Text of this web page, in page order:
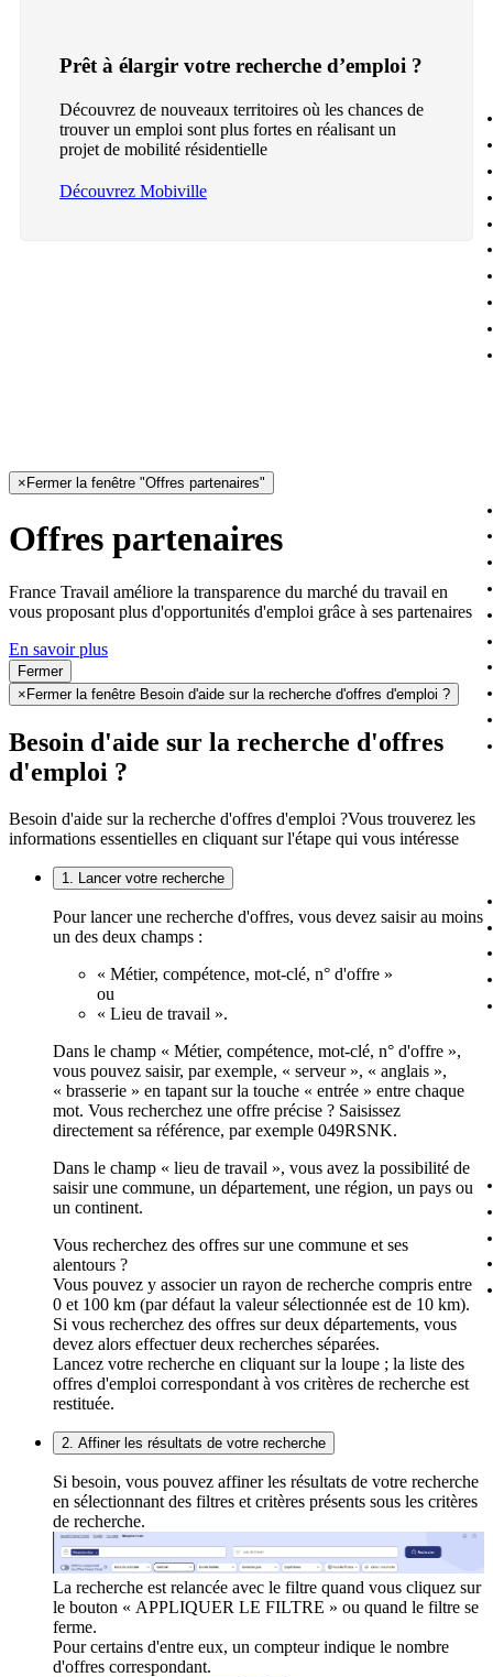
Prêt à élargir votre recherche d’emploi ?
Découvrez de nouveaux territoires où les chances de
trouver un emploi sont plus fortes en réalisant un
projet de mobilité résidentielle
Découvrez Mobiville
× Fermer la fenêtre "Offres partenaires"
Offres partenaires
France Travail améliore la transparence du marché du travail en
vous proposant plus d'opportunités d'emploi grâce à ses partenaires
En savoir plus
Fermer
× Fermer la fenêtre Besoin d'aide sur la recherche d'offres d'emploi ?
Besoin d'aide sur la recherche d'offres
d'emploi ?
Besoin d'aide sur la recherche d'offres d'emploi ?Vous trouverez les
informations essentielles en cliquant sur l'étape qui vous intéresse
1. Lancer votre recherche
Pour lancer une recherche d'offres, vous devez saisir au moins
un des deux champs :
« Métier, compétence, mot-clé, n° d'offre »
ou
« Lieu de travail ».
Dans le champ « Métier, compétence, mot-clé, n° d'offre »,
vous pouvez saisir, par exemple, « serveur », « anglais »,
« brasserie » en tapant sur la touche « entrée » entre chaque
mot. Vous recherchez une offre précise ? Saisissez
directement sa référence, par exemple 049RSNK.
Dans le champ « lieu de travail », vous avez la possibilité de
saisir une commune, un département, une région, un pays ou
un continent.
Vous recherchez des offres sur une commune et ses
alentours ?
Vous pouvez y associer un rayon de recherche compris entre
0 et 100 km (par défaut la valeur sélectionnée est de 10 km).
Si vous recherchez des offres sur deux départements, vous
devez alors effectuer deux recherches séparées.
Lancez votre recherche en cliquant sur la loupe ; la liste des
offres d'emploi correspondant à vos critères de recherche est
restituée.
2. Affiner les résultats de votre recherche
Si besoin, vous pouvez affiner les résultats de votre recherche
en sélectionnant des filtres et critères présents sous les critères
de recherche.
La recherche est relancée avec le filtre quand vous cliquez sur
le bouton « APPLIQUER LE FILTRE » ou quand le filtre se
ferme.
Pour certains d'entre eux, un compteur indique le nombre
d'offres correspondant.